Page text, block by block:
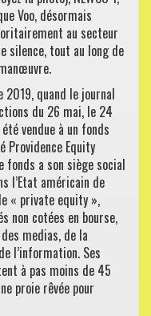
Voo, désormais
au secteur
silence, tout au long de
quand le journal
du 26 mai, le 24
vendue à un fonds
Providence Equity
fonds a son siège social
l’Etat américain de
« private equity »,
non cotées en bourse,
medias, de la
l’information. Ses
à pas moins de 45
proie rêvée pour